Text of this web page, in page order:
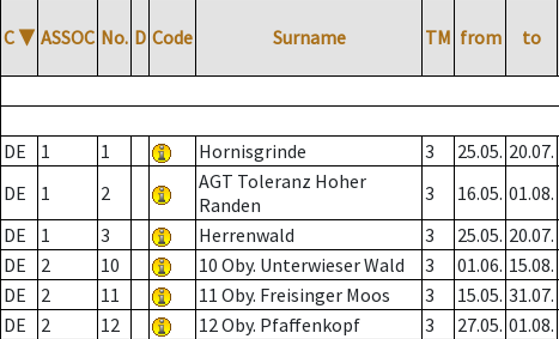
C ▼ ASSOC No. D Code Surname TM from to
DE
1 1 Hornisgrinde 3 25.05. 20.07.
DE
1 2
AGT Toleranz Hoher
Randen
3 16.05. 01.08.
DE
1 3 Herrenwald 3 25.05. 20.07.
DE
2 10 10 Oby. Unterwieser Wald 3 01.06. 15.08.
DE
2 11 11 Oby. Freisinger Moos 3 15.05. 31.07.
DE
2 12 12 Oby. Pfaffenkopf 3 27.05. 01.08.